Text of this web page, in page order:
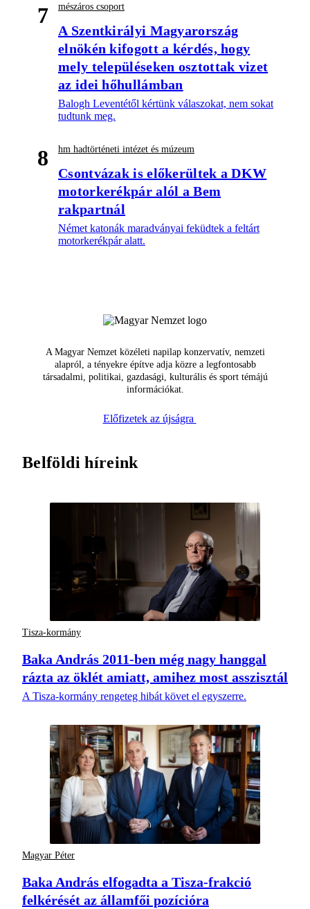
7 mészáros csoport
A Szentkirályi Magyarország
elnökén kifogott a kérdés, hogy
mely településeken osztottak vizet
az idei hőhullámban
Balogh Leventétől kértünk válaszokat, nem sokat
tudtunk meg.
8 hm hadtörténeti intézet és múzeum
Csontvázak is előkerültek a DKW
motorkerékpár alól a Bem
rakpartnál
Német katonák maradványai feküdtek a feltárt
motorkerékpár alatt.
A Magyar Nemzet közéleti napilap konzervatív, nemzeti
alapról, a tényekre építve adja közre a legfontosabb
társadalmi, politikai, gazdasági, kulturális és sport témájú
információkat.
Előfizetek az újságra
Belföldi híreink
Tisza-kormány
Baka András 2011-ben még nagy hanggal
rázta az öklét amiatt, amihez most asszisztál
A Tisza-kormány rengeteg hibát követ el egyszerre.
Magyar Péter
Baka András elfogadta a Tisza-frakció
felkérését az államfői pozícióra